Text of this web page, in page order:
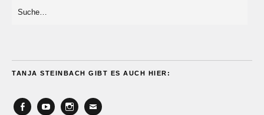
TANJA STEINBACH GIBT ES AUCH HIER: